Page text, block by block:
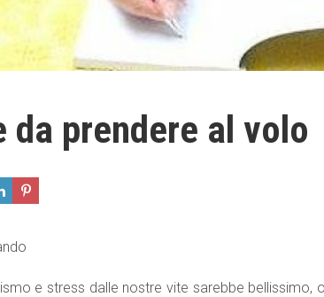
da prendere al volo
e stress dalle nostre vite sarebbe